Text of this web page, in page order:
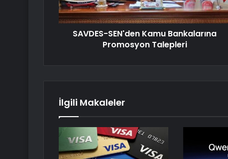
SAVDES-SEN'den Kamu Bankalarına
Promosyon Talepleri
İlgili Makaleler